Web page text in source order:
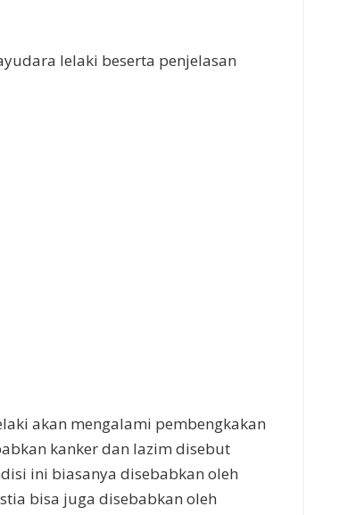
lelaki beserta penjelasan
akan mengalami pembengkakan
kanker dan lazim disebut
ini biasanya disebabkan oleh
bisa juga disebabkan oleh